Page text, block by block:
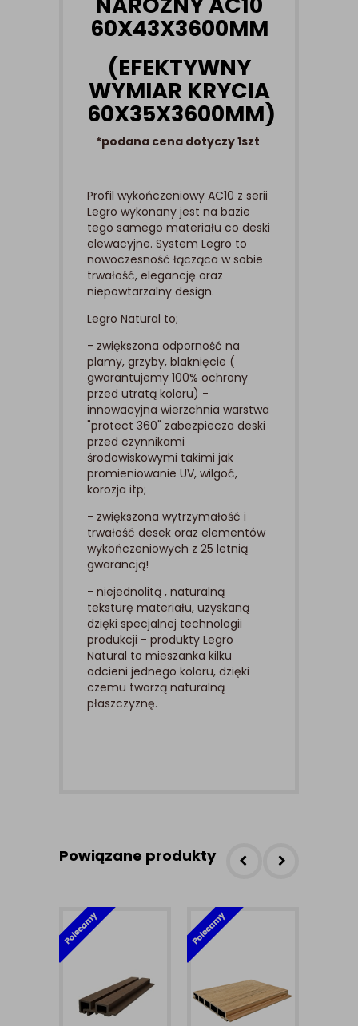
60X43X3600MM
(EFEKTYWNY
WYMIAR KRYCIA
60X35X3600MM)
*podana cena dotyczy 1szt
Profil wykończeniowy AC10 z serii
Legro wykonany jest na bazie
tego samego materiału co deski
elewacyjne. System Legro to
nowoczesność łącząca w sobie
trwałość, elegancję oraz
niepowtarzalny design.
Legro Natural to;
- zwiększona odporność na
plamy, grzyby, blaknięcie (
gwarantujemy 100% ochrony
przed utratą koloru) -
innowacyjna wierzchnia warstwa
"protect 360" zabezpiecza deski
przed czynnikami
środowiskowymi takimi jak
promieniowanie UV, wilgoć,
korozja itp;
- zwiększona wytrzymałość i
trwałość desek oraz elementów
wykończeniowych z 25 letnią
gwarancją!
- niejednolitą , naturalną
teksturę materiału, uzyskaną
dzięki specjalnej technologii
produkcji - produkty Legro
Natural to mieszanka kilku
odcieni jednego koloru, dzięki
czemu tworzą naturalną
płaszczyznę.
Powiązane produkty